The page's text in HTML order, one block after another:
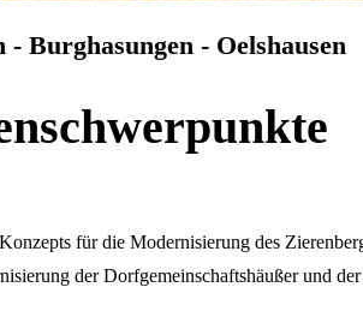
Burghasungen - Oelshausen
für die Modernisierung des
der Dorfgemeinschaftshäußer und